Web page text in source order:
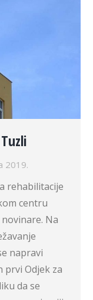
2019.
rehabilitacije
centru
Na
napravi
prvi Odjek za
da se